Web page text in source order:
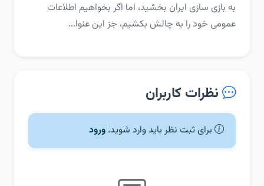
به بازی سازی ایران بخشید، اما اگر بخواهیم اطلاعات
عمومی خود را به چالش بکشیم، جز این عنوا...
نظرات کاربران
برای ثبت نظر باید وارد شوید. ورود